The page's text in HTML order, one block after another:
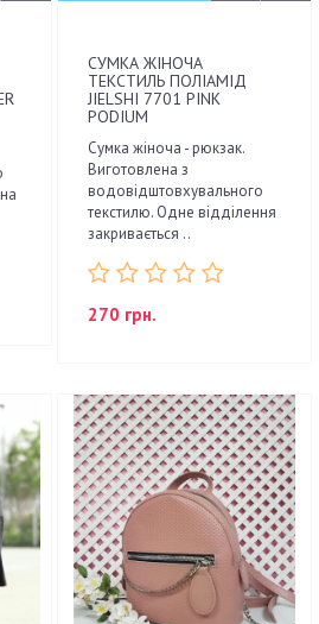
СУМКА ЖІНОЧА
ТЕКСТИЛЬ ПОЛІАМІД
JIELSHI 7701 PINK
PODIUM
Сумка жіноча - рюкзак.
Виготовлена ​​з
водовідштовхувального
текстилю. Одне відділення
закривається ..
270 грн.